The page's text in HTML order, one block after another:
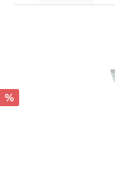
%